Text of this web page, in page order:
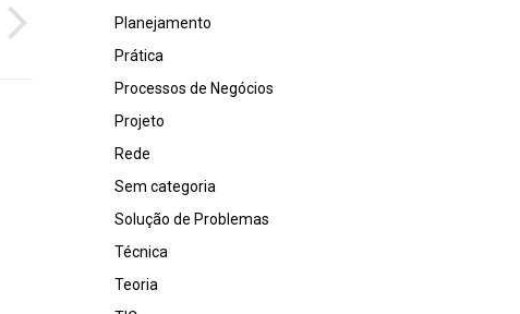
Planejamento
Prática
Processos de Negócios
Projeto
Rede
Sem categoria
Solução de Problemas
Técnica
Teoria